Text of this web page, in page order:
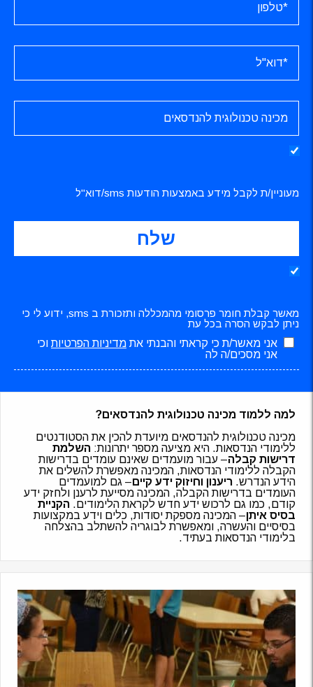
מעוניין/ת לקבל מידע באמצעות הודעות sms/דוא"ל
מאשר קבלת חומר פרסומי מהמכללה ותזכורת ב sms, ידוע לי כי
ניתן לבקש הסרה בכל עת
אני מאשר/ת כי קראתי והבנתי את מדיניות הפרטיות וכי
אני מסכים/ה לה
למה ללמוד מכינה טכנולוגית להנדסאים?
מכינה טכנולוגית להנדסאים מיועדת להכין את הסטודנטים
ללימודי הנדסאות. היא מציעה מספר יתרונות: השלמת
דרישות קבלה– עבור מועמדים שאינם עומדים בדרישות
הקבלה ללימודי הנדסאות, המכינה מאפשרת להשלים את
הידע הנדרש. ריענון וחיזוק ידע קיים– גם למועמדים
העומדים בדרישות הקבלה, המכינה מסייעת לרענן ולחזק ידע
קודם, כמו גם לרכוש ידע חדש לקראת הלימודים. הקניית
בסיס איתן– המכינה מספקת יסודות, כלים וידע במקצועות
בסיסיים והעשרה, ומאפשרת לבוגריה להשתלב בהצלחה
בלימודי הנדסאות בעתיד.